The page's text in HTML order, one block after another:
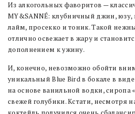
Из алкогольных фаворитов —
MY&SANNÉ: клубничный джин,
лайм, просекко и тоник. Такой
отлично освежает в жару и
дополнением к ужину.
И, конечно, невозможно обойти
уникальный Blue Bird в бокале в
на основе ванильной водки, сиропа
свежей голубики. Кстати, несмотря